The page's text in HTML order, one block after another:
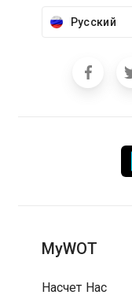
Русский
MyWOT
Насчет Нас